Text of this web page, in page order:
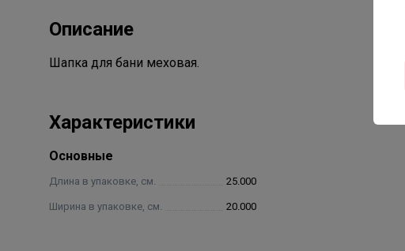
Описание
Шапка для бани меховая.
Характеристики
Основные
Длина в упаковке, см. 25.000
Ширина в упаковке, см. 20.000